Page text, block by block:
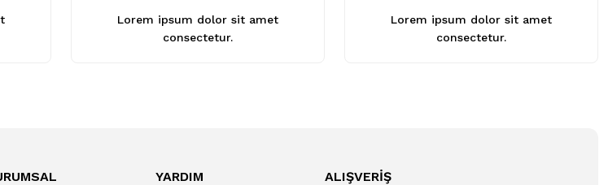
Lorem ipsum dolor sit amet
consectetur.
Lorem ipsum dolor sit amet
consectetur.
YARDIM ALIŞVERİŞ